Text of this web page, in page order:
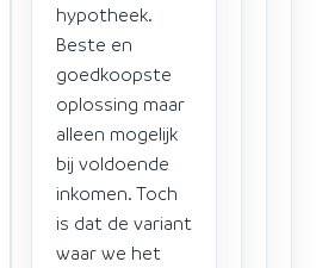
hypotheek.
Beste en
goedkoopste
oplossing maar
alleen mogelijk
bij voldoende
inkomen. Toch
is dat de variant
waar we het